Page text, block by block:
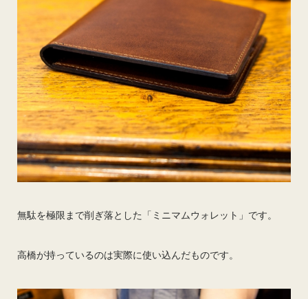
無駄を極限まで削ぎ落とした「ミニマムウォレット」です。
高橋が持っているのは実際に使い込んだものです。